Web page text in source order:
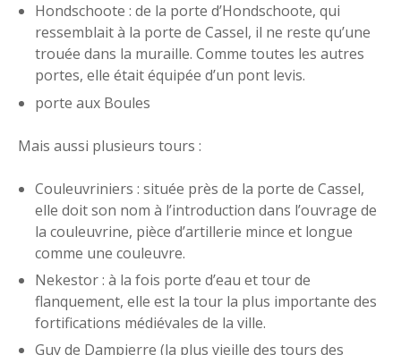
Hondschoote : de la porte d’Hondschoote, qui
ressemblait à la porte de Cassel, il ne reste qu’une
trouée dans la muraille. Comme toutes les autres
portes, elle était équipée d’un pont levis.
porte aux Boules
Mais aussi plusieurs tours :
Couleuvriniers : située près de la porte de Cassel,
elle doit son nom à l’introduction dans l’ouvrage de
la couleuvrine, pièce d’artillerie mince et longue
comme une couleuvre.
Nekestor : à la fois porte d’eau et tour de
flanquement, elle est la tour la plus importante des
fortifications médiévales de la ville.
Guy de Dampierre (la plus vieille des tours des